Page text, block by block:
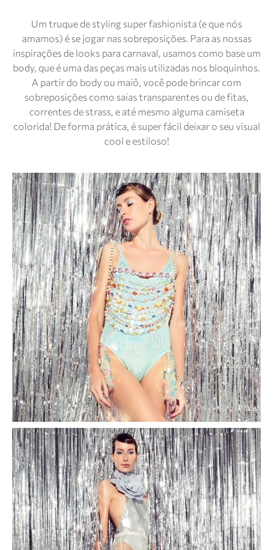
Um truque de styling super fashionista (e que nós
amamos) é se jogar nas sobreposições. Para as nossas
inspirações de looks para carnaval, usamos como base um
body, que é uma das peças mais utilizadas nos bloquinhos.
A partir do body ou maiô, você pode brincar com
sobreposições como saias transparentes ou de fitas,
correntes de strass, e até mesmo alguma camiseta
colorida! De forma prática, é super fácil deixar o seu visual
cool e estiloso!